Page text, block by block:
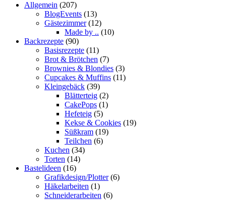
Allgemein (207)
BlogEvents (13)
Gästezimmer(12)
Made by .. (10)
Backrezepte (90)
Basisrezepte (11)
Brot & Brötchen (7)
Brownies & Blondies (3)
Cupcakes & Muffins (11)
Kleingebäck (39)
Blätterteig (2)
CakePops (1)
Hefeteig (5)
Kekse & Cookies (19)
Süßkram (19)
Teilchen (6)
Kuchen (34)
Torten (14)
Bastelideen (16)
Grafikdesign/Plotter(6)
Häkelarbeiten (1)
Schneiderarbeiten (6)